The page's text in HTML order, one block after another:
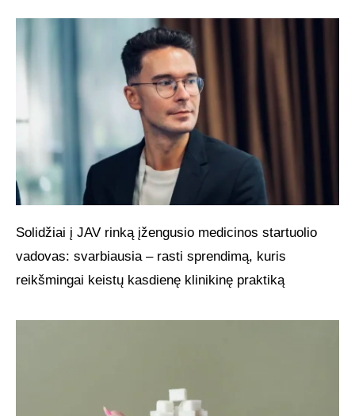
Solidžiai į JAV rinką įžengusio medicinos startuolio
vadovas: svarbiausia – rasti sprendimą, kuris
reikšmingai keistų kasdienę klinikinę praktiką